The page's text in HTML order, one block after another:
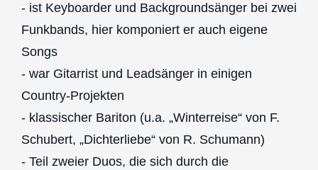
- ist Keyboarder und Backgroundsänger bei zwei
Funkbands, hier komponiert er auch eigene
Songs
- war Gitarrist und Leadsänger in einigen
Country-Projekten
- klassischer Bariton (u.a. „Winterreise“ von F.
Schubert, „Dichterliebe“ von R. Schumann)
- Teil zweier Duos, die sich durch die